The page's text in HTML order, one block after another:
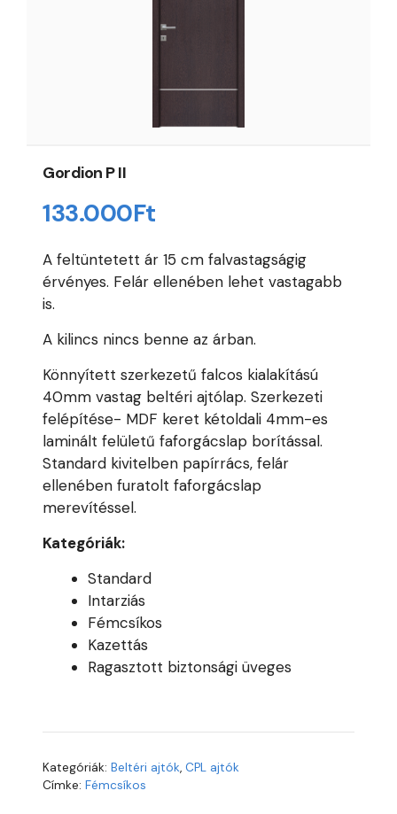
Gordion P II
133.000Ft
A feltüntetett ár 15 cm falvastagságig
érvényes. Felár ellenében lehet vastagabb
is.
A kilincs nincs benne az árban.
Könnyített szerkezetű falcos kialakítású
40mm vastag beltéri ajtólap. Szerkezeti
felépítése- MDF keret kétoldali 4mm-es
laminált felületű faforgácslap borítással.
Standard kivitelben papírrács, felár
ellenében furatolt faforgácslap
merevítéssel.
Kategóriák:
Standard
Intarziás
Fémcsíkos
Kazettás
Ragasztott biztonsági üveges
Kategóriák: Beltéri ajtók, CPL ajtók
Címke: Fémcsíkos